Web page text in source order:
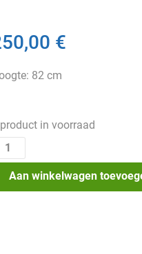
€
82 cm
in voorraad
Aan winkelwagen